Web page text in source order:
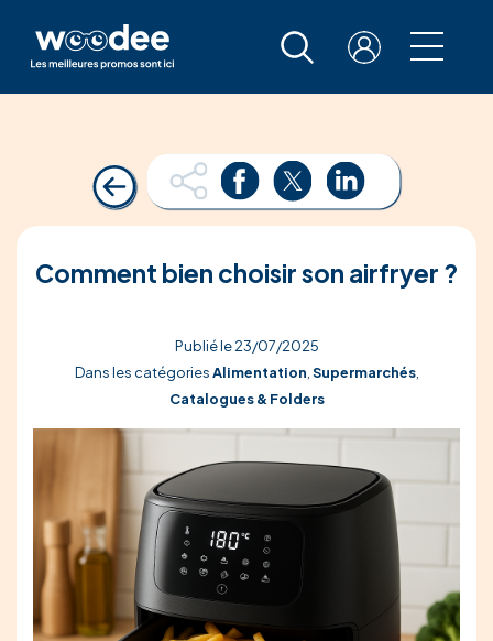
Comment bien choisir son airfryer ?
Publié le 23/07/2025
Dans les catégoriesAlimentation Supermarchés,
Catalogues & Folders